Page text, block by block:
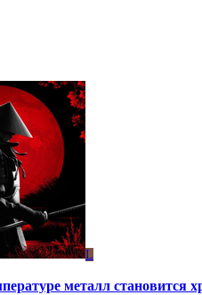
L
металл становится